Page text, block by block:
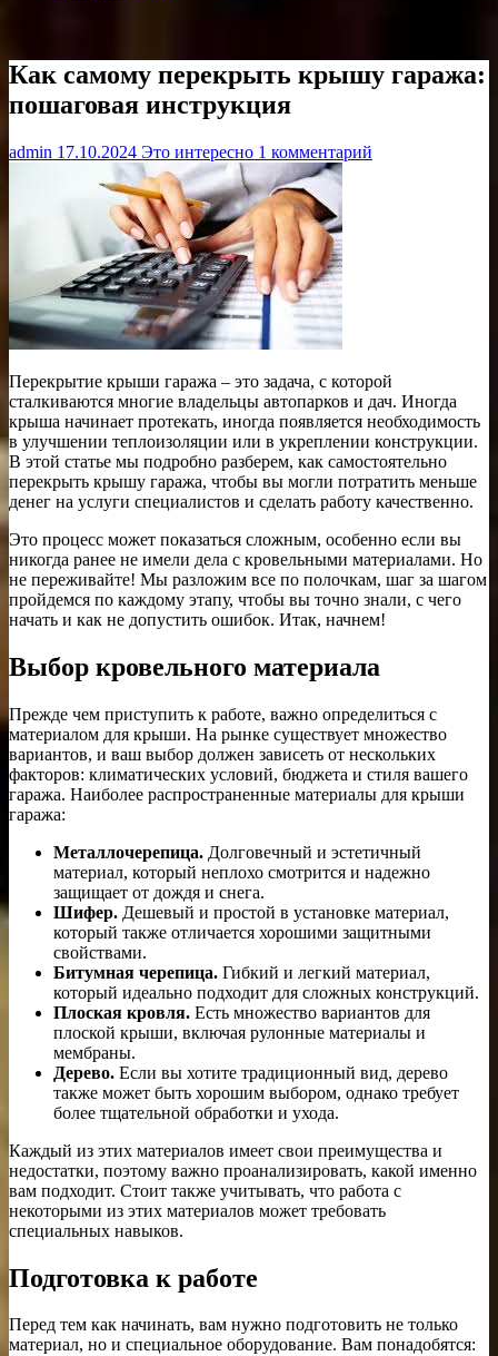
Как самому перекрыть крышу гаража:
пошаговая инструкция
admin 17.10.2024 Это интересно 1 комментарий
Перекрытие крыши гаража – это задача, с которой
сталкиваются многие владельцы автопарков и дач. Иногда
крыша начинает протекать, иногда появляется необходимость
в улучшении теплоизоляции или в укреплении конструкции.
В этой статье мы подробно разберем, как самостоятельно
перекрыть крышу гаража, чтобы вы могли потратить меньше
денег на услуги специалистов и сделать работу качественно.
Это процесс может показаться сложным, особенно если вы
никогда ранее не имели дела с кровельными материалами. Но
не переживайте! Мы разложим все по полочкам, шаг за шагом
пройдемся по каждому этапу, чтобы вы точно знали, с чего
начать и как не допустить ошибок. Итак, начнем!
Выбор кровельного материала
Прежде чем приступить к работе, важно определиться с
материалом для крыши. На рынке существует множество
вариантов, и ваш выбор должен зависеть от нескольких
факторов: климатических условий, бюджета и стиля вашего
гаража. Наиболее распространенные материалы для крыши
гаража:
Металлочерепица. Долговечный и эстетичный
материал, который неплохо смотрится и надежно
защищает от дождя и снега.
Шифер. Дешевый и простой в установке материал,
который также отличается хорошими защитными
свойствами.
Битумная черепица. Гибкий и легкий материал,
который идеально подходит для сложных конструкций.
Плоская кровля. Есть множество вариантов для
плоской крыши, включая рулонные материалы и
мембраны.
Дерево. Если вы хотите традиционный вид, дерево
также может быть хорошим выбором, однако требует
более тщательной обработки и ухода.
Каждый из этих материалов имеет свои преимущества и
недостатки, поэтому важно проанализировать, какой именно
вам подходит. Стоит также учитывать, что работа с
некоторыми из этих материалов может требовать
специальных навыков.
Подготовка к работе
Перед тем как начинать, вам нужно подготовить не только
материал, но и специальное оборудование. Вам понадобятся: